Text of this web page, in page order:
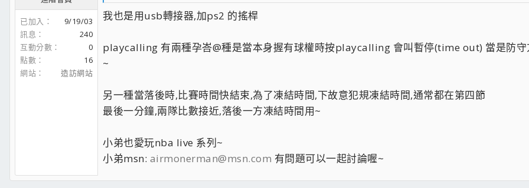
已加入
9/19/03
訊息
240
互動分數
0
點數
16
網站
造訪網站
我也是用usb轉接器,加ps2 的搖桿
playcalling 有兩種孕峇@種是當本身握有球權時按playcalling 會叫暫停(time out) 當是防守
~
另一種當落後時,比賽時間快結束,為了凍結時間,下故意犯規凍結時間,通常都在第四節
最後一分鐘,兩隊比數接近,落後一方凍結時間用~
小弟也愛玩nba live 系列~
小弟msn: airmonerman@msn.com 有問題可以一起討論喔~